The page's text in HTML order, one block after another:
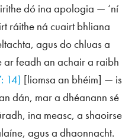
dó inaapologia — ‘ní
ráithe ná cuairt bhliana
agus do chluas a
ar feadh an achair a raibh
14) [liomsa an bhéim] — is
dán, mar a dhéanann sé
ina measc, a shaoirse
agus a dhaonnacht.